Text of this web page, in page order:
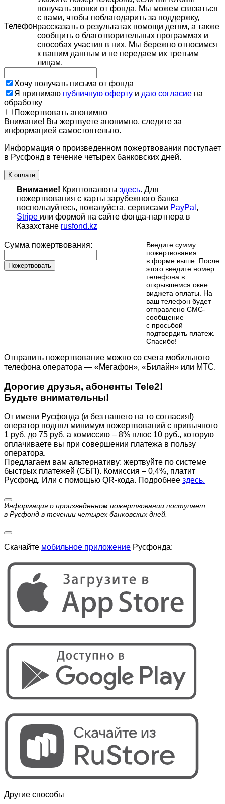
Телефон
получать звонки от фонда. Мы можем связаться
с вами, чтобы поблагодарить за поддержку,
рассказать о результатах помощи детям, а также
сообщить о благотворительных программах и
способах участия в них. Мы бережно относимся
к вашим данным и не передаем их третьим
лицам.
Хочу получать письма от фонда
Я принимаю публичную оферту и даю согласие на
обработку
Пожертвовать анонимно
Внимание! Вы жертвуете анонимно, следите за
информацией самостоятельно.
Информация о произведенном пожертвовании поступает
в Русфонд в течение четырех банковских дней.
К оплате
Внимание! Криптовалюты здесь. Для
пожертвования с карты зарубежного банка
воспользуйтесь, пожалуйста, сервисами PayPal ,
Stripe или формой на сайте фонда-партнера в
Казахстане rusfond.kz
Сумма пожертвования:
Пожертвовать
Введите сумму
пожертвования
в форме выше. После
этого введите номер
телефона в
открывшемся окне
виджета оплаты. На
ваш телефон будет
отправлено СМС-
сообщение
с просьбой
подтвердить платеж.
Cпасибо!
Отправить пожертвование можно со счета мобильного
телефона оператора — «Мегафон», «Билайн» или МТС.
Дорогие друзья, абоненты Tele2!
Будьте внимательны!
От имени Русфонда (и без нашего на то согласия!)
оператор поднял минимум пожертвований с привычного
1 руб. до 75 руб. а комиссию – 8% плюс 10 руб., которую
оплачиваете вы при совершении платежа в пользу
оператора.
Предлагаем вам альтернативу: жертвуйте по cистеме
быстрых платежей (СБП). Комиссия – 0,4%, платит
Русфонд. Или с помощью QR-кода. Подробнее здесь.
Информация о произведенном пожертвовании поступает
в Русфонд в течении четырех банковских дней.
Скачайте мобильное приложение Русфонда:
Другие способы